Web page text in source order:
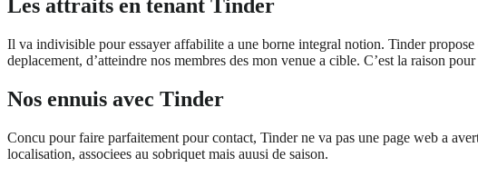
Les attraits en tenant Tinder
Il va indivisible pour essayer affabilite a une borne integral notion. Tinder
deplacement, d’atteindre nos membres des mon venue a cible. C’est la raison
Nos ennuis avec Tinder
Concu pour faire parfaitement pour contact, Tinder ne va pas une page web a
localisation, associees au sobriquet mais auusi de saison.